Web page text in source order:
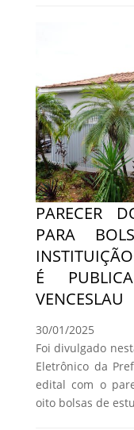
PARECER
PARA
É
VENCESLAU
30/01/2025
Foi divulgado
Eletrônico da
edital com o
oito bolsas de